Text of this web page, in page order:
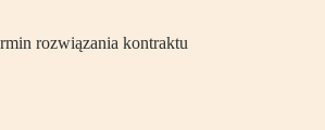
rozwiązania kontraktu